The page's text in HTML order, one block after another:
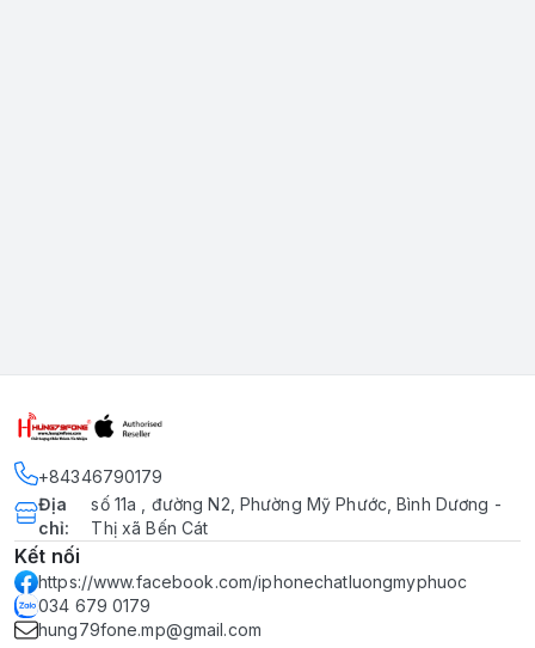
+84346790179
Địa
chỉ:
số 11a , đường N2, Phường Mỹ Phước, Bình Dương -
Thị xã Bến Cát
Kết nối
https://www.facebook.com/iphonechatluongmyphuoc
034 679 0179
hung79fone.mp@gmail.com